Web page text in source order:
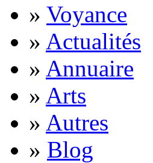
» Voyance
» Actualités
» Annuaire
» Arts
» Autres
» Blog